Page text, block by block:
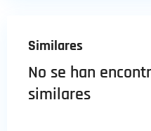
Similares
No se han
similares